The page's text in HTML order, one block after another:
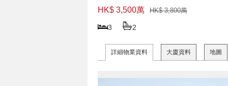
HK$ 3,500萬
HK$ 3,800萬
3 2
詳細物業資料 大廈資料 地圖